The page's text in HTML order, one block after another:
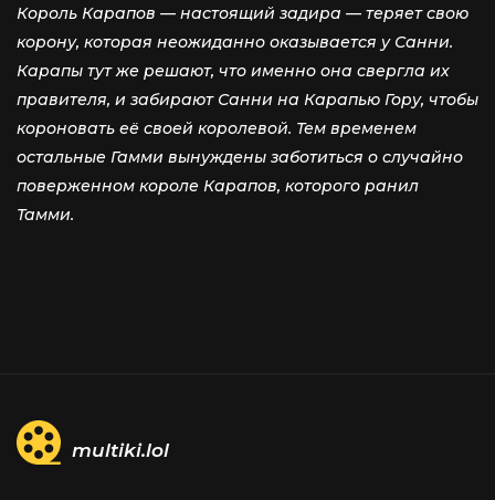
Король Карапов — настоящий задира — теряет свою
корону, которая неожиданно оказывается у Санни.
Карапы тут же решают, что именно она свергла их
правителя, и забирают Санни на Карапью Гору, чтобы
короновать её своей королевой. Тем временем
остальные Гамми вынуждены заботиться о случайно
поверженном короле Карапов, которого ранил
Тамми.
multiki.lol